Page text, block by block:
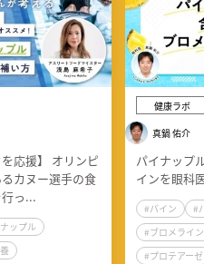
を応援】 オリンピ
カヌー選手の食
っ...
ップル
健康ラボ
真鍋 佑介
パイナップ
インを眼科
#パイン
#
#ブロメライン
#プロテアーゼ